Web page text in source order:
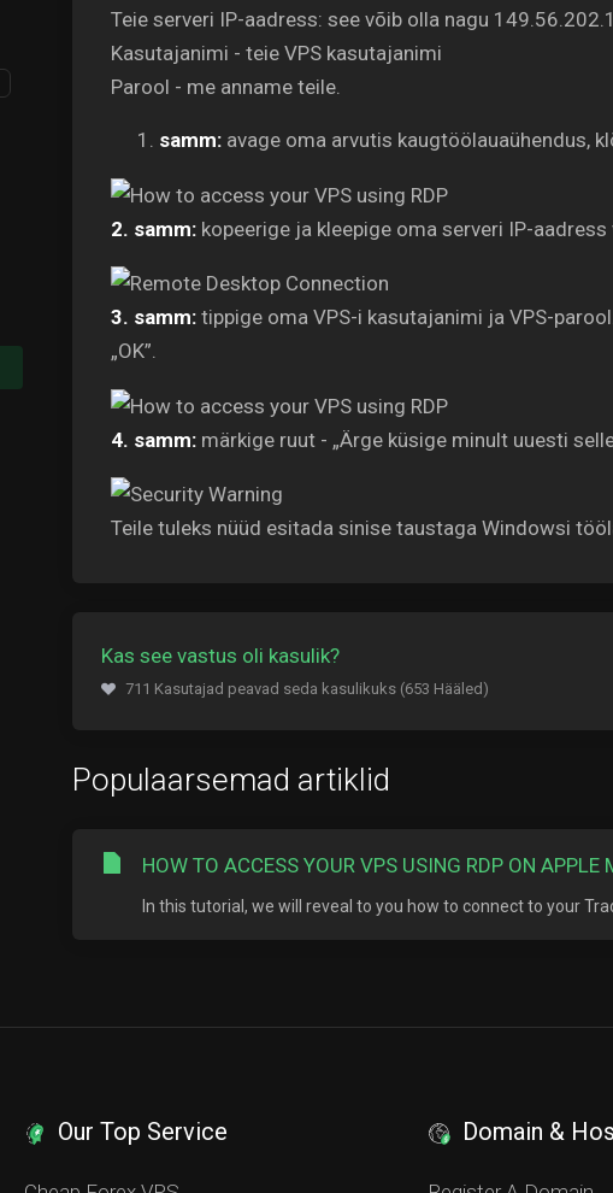
Teie serveri IP-aadress: see võib olla nagu
Kasutajanimi - teie VPS kasutajanimi
Parool - me anname teile.
samm: avage oma arvutis kaugtöölauaühendus,
2. samm: kopeerige ja kleepige oma serveri IP-aadress
3. samm: tippige oma VPS-i kasutajanimi ja VPS-
„OK”.
4. samm: märkige ruut - „Ärge küsige minult uuesti
Teile tuleks nüüd esitada sinise taustaga Windowsi
Kas see vastus oli kasulik?
711 Kasutajad peavad seda kasulikuks (653 Hääled)
Populaarsemad artiklid
HOW TO ACCESS YOUR VPS USING RDP ON APPLE
In this tutorial, we will reveal to you how to connect to your
Our Top Service Domain &